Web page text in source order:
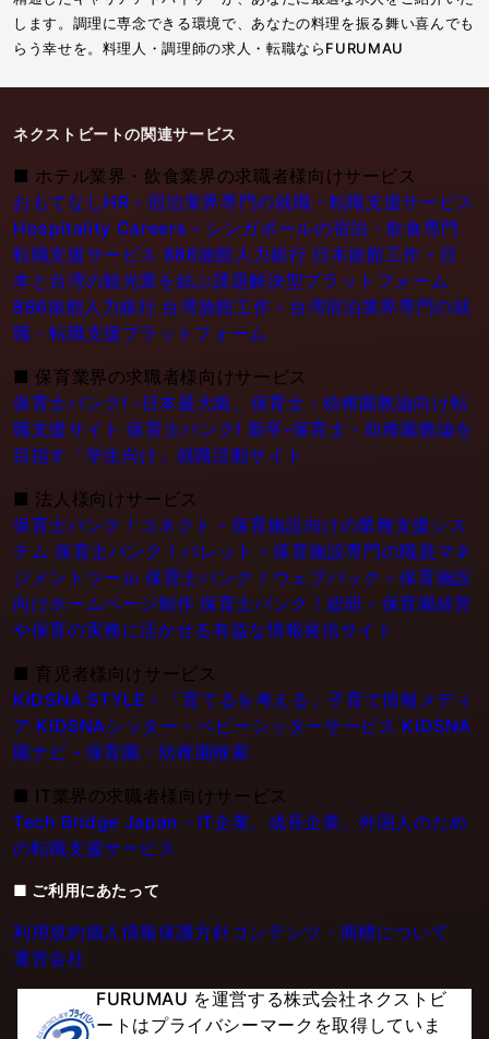
します。調理に専念できる環境で、あなたの料理を振る舞い喜んでも
らう幸せを。料理人・調理師の求人・転職ならFURUMAU
ネクストビートの関連サービス
■ ホテル業界・飲食業界の求職者様向けサービス
おもてなしHR - 宿泊業界専門の就職・転職支援サービス
Hospitality Careers - シンガポールの宿泊・飲食専門
転職支援サービス 886旅館人力銀行 日本旅館工作 - 日
本と台湾の観光業を結ぶ課題解決型プラットフォーム
886旅館人力銀行 台湾旅館工作 - 台湾宿泊業界専門の就
職・転職支援プラットフォーム
■ 保育業界の求職者様向けサービス
保育士バンク! -日本最大級。保育士・幼稚園教論向け転
職支援サイト 保育士バンク! 新卒-保育士・幼稚園教論を
目指す「学生向け」就職活動サイト
■ 法人様向けサービス
保育士バンク！コネクト - 保育施設向けの業務支援シス
テム 保育士バンク！パレット - 保育施設専門の職員マネ
ジメントツール 保育士バンク！ウェブパック - 保育施設
向けホームページ制作 保育士バンク！総研 - 保育園経営
や保育の実務に活かせる有益な情報発信サイト
■ 育児者様向けサービス
KIDSNA STYLE - 「育てるを考える」子育て情報メディ
ア KIDSNAシッター - ベビーシッターサービス KIDSNA
園ナビ - 保育園・幼稚園検索
■ IT業界の求職者様向けサービス
Tech Bridge Japan - IT企業、成長企業、外国人のため
の転職支援サービス
■ ご利用にあたって
利用規約個人情報保護方針コンテンツ・商標について
運営会社
FURUMAU を運営する株式会社ネクストビ
ートはプライバシーマークを取得していま